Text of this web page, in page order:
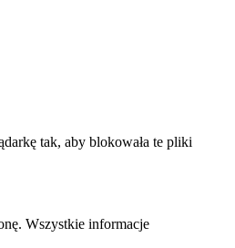
tak, aby blokowała te pliki
Wszystkie informacje